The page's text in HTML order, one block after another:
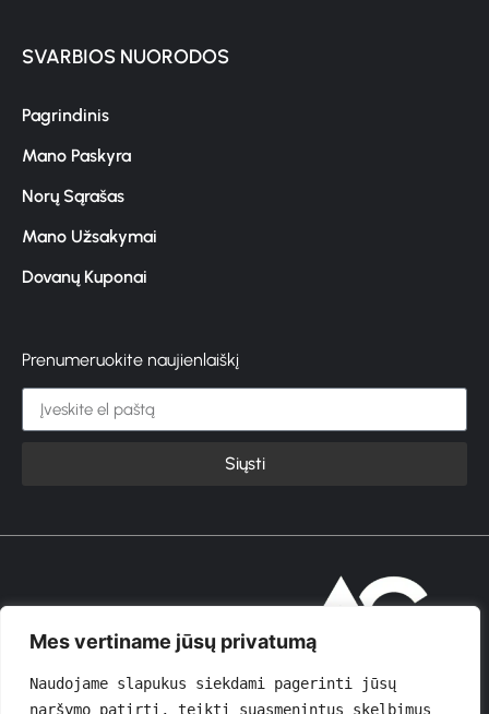
Mes vertiname jūsų privatumą
Naudojame slapukus siekdami pagerinti jūsų
naršymo patirtį, teikti suasmenintus skelbimus
SVARBIOS NUORODOS
Pagrindinis
Mano Paskyra
Norų Sąrašas
Mano Užsakymai
Dovanų Kuponai
Prenumeruokite naujienlaiškį
Siųsti
© 2026 GROŽIOVITA